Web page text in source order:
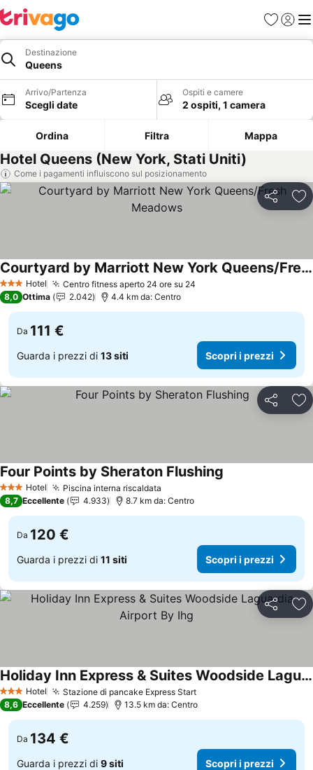
PreferitiAccedi
Destinazione
Queens
Arrivo/Partenza
Scegli date
Ospiti e camere
2 ospiti, 1 camera
Ordina Filtra Mappa
Hotel Queens (New York, Stati Uniti)
Come i pagamenti influiscono sul posizionamento
Condividi
3 StelleHotel Centro fitness aperto 24 ore su 24
Courtyard by Marriott New York Queens/Fresh Meadows
Scopri i prezzi
8,0 Ottima 2.042 4.4 km da: Centro
Da 111 €
Guarda i prezzi di 13 siti Scopri i prezzi
Condividi
3 StelleHotel Piscina interna riscaldata
Four Points by Sheraton Flushing
8,7 Eccellente 4.933 8.7 km da: Centro
Da 120 €
Guarda i prezzi di 11 siti Scopri i prezzi
Condividi
3 StelleHotel Stazione di pancake Express StartScopri i prezzi
Holiday Inn Express & Suites Woodside Laguardia Airport By Ihg
Scopri i prezzi
8,6 Eccellente 4.259 13.5 km da: Centro
Da 134 €
Guarda i prezzi di 9 siti Scopri i prezzi